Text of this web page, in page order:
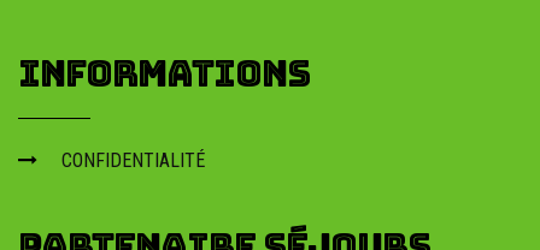
INFORMATIONS
CONFIDENTIALITÉ